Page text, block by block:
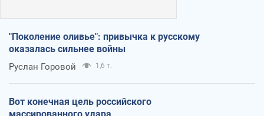
"Поколение оливье": привычка к русскому
оказалась сильнее войны
Руслан Горовой 1,6 т.
Вот конечная цель российского
массированного удара